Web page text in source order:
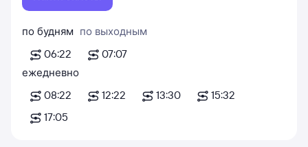
по будням
06:22
по выходным
07:07
ежедневно
08:22
12:22 13:30
15:32
17:05